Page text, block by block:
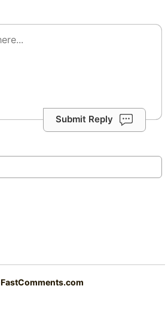
Submit Reply
FastComments.com